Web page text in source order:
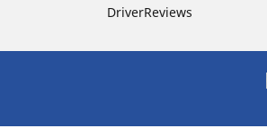
DriverReviews